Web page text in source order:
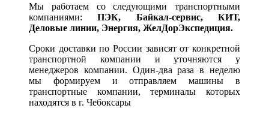
Мы работаем со следующими транспортными
компаниями:ПЭК, Байкал-сервис, КИТ,
Деловые линии, Энергия, ЖелДорЭкспедиция.
Сроки доставки по России зависят от конкретной
транспортной компании и уточняются у
менеджеров компании. Один-два раза в неделю
мы формируем и отправляем машины в
транспортные компании, терминалы которых
находятся в г. Чебоксары